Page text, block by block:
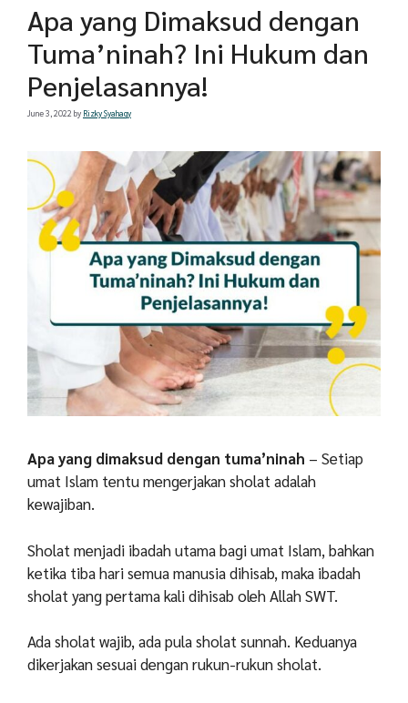
Apa yang Dimaksud dengan
Tuma’ninah? Ini Hukum dan
Penjelasannya!
June 3, 2022 by Rizky Syahaqy
Apa yang dimaksud dengan tuma’ninah – Setiap
umat Islam tentu mengerjakan sholat adalah
kewajiban.
Sholat menjadi ibadah utama bagi umat Islam, bahkan
ketika tiba hari semua manusia dihisab, maka ibadah
sholat yang pertama kali dihisab oleh Allah SWT.
Ada sholat wajib, ada pula sholat sunnah. Keduanya
dikerjakan sesuai dengan rukun-rukun sholat.